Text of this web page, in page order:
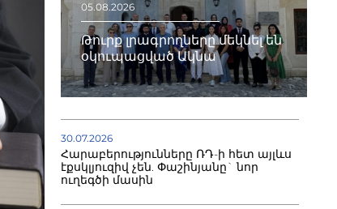
05.08.2026
Թուրք լրագրողները մեկնել են
օկուպացված Ակնա
30.07.2026
Հարաբերությունները ՌԴ-ի հետ այլևս
էքսկլյուզիվ չեն. Փաշինյանը` նոր
ուղեգծի մասին